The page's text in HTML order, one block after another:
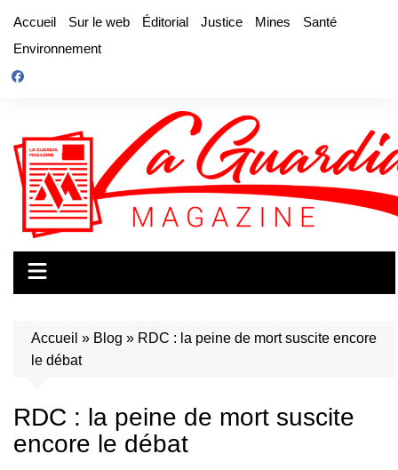
contenu
Accueil Sur le web Éditorial Justice Mines
Santé
Environnement
Accueil » Blog » RDC : la peine de mort suscite encore
le débat
RDC : la peine de mort suscite
encore le débat